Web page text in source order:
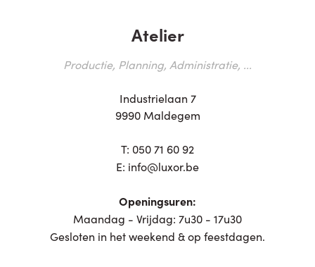
Atelier
Productie, Planning, Administratie, ...
Industrielaan 7
9990 Maldegem
T: 050 71 60 92
E: info@luxor.be
Openingsuren:
Maandag - Vrijdag: 7u30 - 17u30
Gesloten in het weekend & op feestdagen.